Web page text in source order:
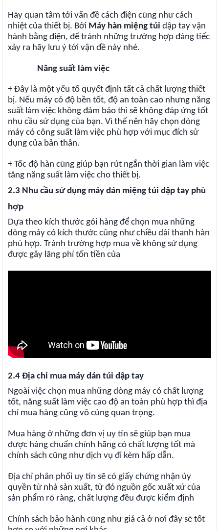
Hãy quan tâm tới vấn đề cách điện cũng như cách
nhiệt của thiết bị. Bởi Máy hàn miệng túi dập tay vận
hành bằng điện, để tránh những trường hợp đáng tiếc
xảy ra hãy lưu ý tới vận đề này nhé.
Năng suất làm việc
+ Đây là một yếu tố quyết định tất cả chất lượng thiết
bị. Nếu máy có độ bền tốt, độ an toàn cao nhưng năng
suất làm việc không đảm bảo thì sẽ không đáp ứng tốt
nhu cầu sử dụng của bạn. Vì thế nên hãy chọn dòng
máy có công suất làm việc phù hợp với mục đích sử
dụng của bản thân.
+ Tốc độ hàn cũng giúp bạn rút ngắn thời gian làm việc
tăng năng suất làm việc cho thiết bị.
2.3 Nhu cầu sử dụng máy dán miệng túi dập tay phù
hợp
Dựa theo kích thước gói hàng để chọn mua những
dòng máy có kích thước cũng như chiều dài thanh hàn
phù hợp. Tránh trường hợp mua về không sử dụng
được gây lãng phí tốn tiền của
2.4 Địa chỉ mua máy dán túi dập tay
Ngoài việc chọn mua những dòng máy có chất lượng
tốt, năng suất làm việc cao độ an toàn phù hợp thì địa
chỉ mua hàng cũng vô cùng quan trọng.
Mua hàng ở những đơn vị uy tín sẽ giúp bạn mua
được hàng chuẩn chính hãng có chất lượng tốt mà
chính sách cũng như dịch vụ đi kèm hấp dẫn.
Địa chỉ phân phối uy tín sẽ có giấy chứng nhận ủy
quyền từ nhà sản xuất, từ đó nguồn gốc xuất xứ của
sản phẩm rõ ràng, chất lượng đều được kiểm định
Chính sách bảo hành cũng như giá cả ở nơi đây sẽ tốt